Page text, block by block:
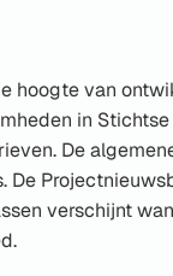
hoogte van
in
De
De
verschijnt